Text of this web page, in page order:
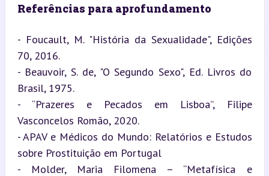
Referências para aprofundamento
- Foucault, M. "História da Sexualidade", Edições
70, 2016.
- Beauvoir, S. de, "O Segundo Sexo", Ed. Livros do
Brasil, 1975.
- “Prazeres e Pecados em Lisboa”, Filipe
Vasconcelos Romão, 2020.
- APAV e Médicos do Mundo: Relatórios e Estudos
sobre Prostituição em Portugal
- Molder, Maria Filomena – “Metafísica e